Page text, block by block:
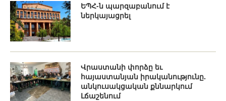
ԵՊՀ-ն պարզաբանում է
ներկայացրել
Վրաստանի փորձը եւ
հայաստանյան իրականությունը.
անկուսակցական քննարկում
Լճաշենում